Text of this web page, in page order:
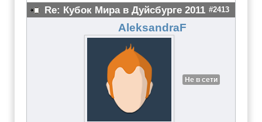
Re: Кубок Мира в Дуйсбурге 2011 #2413
AleksandraF
Не в сети